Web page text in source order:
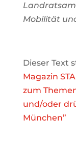
Mobilität
Dieser Text
Magazin
zum
und/oder
München”